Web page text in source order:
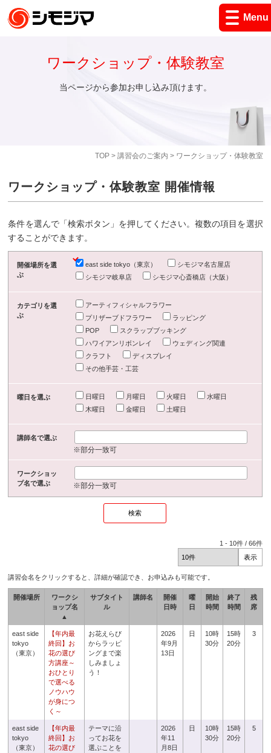
Menu
TOP> 講習会のご案内 > ワークショップ・体験教室
ワークショップ・体験教室
当ページから参加お申し込み頂けます。
ワークショップ・体験教室 開催情報
条件を選んで「検索ボタン」を押してください。複数の項目を選択
することができます。
開催場所を選
ぶ
east side tokyo（東京）
シモジマ名古屋店
シモジマ岐阜店
シモジマ心斎橋店（大阪）
カテゴリを選
ぶ
アーティフィシャルフラワー
プリザーブドフラワー
ラッピング
POP
スクラップブッキング
ハワイアンリボンレイ
ウェディング関連
クラフト
ディスプレイ
その他手芸・工芸
曜日を選ぶ 日曜日 月曜日 火曜日
水曜日
木曜日
金曜日 土曜日
講師名で選ぶ
※部分一致可
ワークショッ
プ名で選ぶ
※部分一致可
1 - 10件 /66件
講習会名をクリックすると、詳細が確認でき、お申込みも可能です。
開催場所
ワークシ
ョップ名
▲
サブタイト
ル
講師名
開催
日時
曜
日
開始
時間
終了
時間
残
席
east side
tokyo
（東京）
【年内最
終回】お
花の選び
方講座～
おひとり
で選べる
ノウハウ
が身につ
く～
お花えらび
からラッピ
ングまで楽
しみましょ
う！
2026
年9月
13日
日
10時
30分
15時
20分
3
east side
tokyo
（東京）
【年内最
終回】お
花の選び
テーマに沿
ってお花を
選ぶことを
2026
年11
月8日
日
10時
30分
15時
20分
5